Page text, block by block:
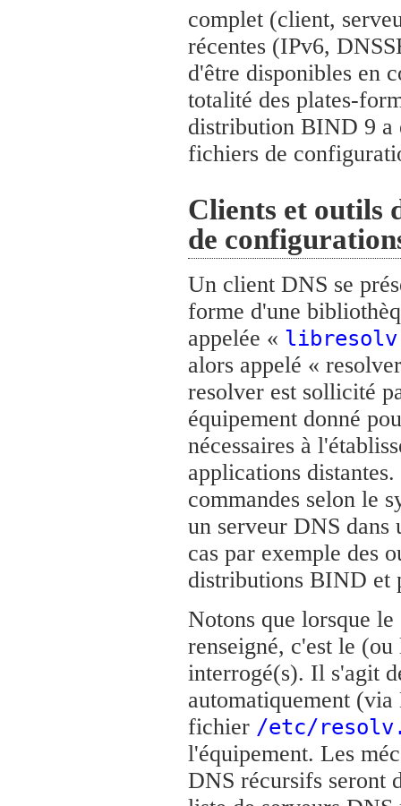
complet (client,
récentes (IPv6,
d'être disponibles en
totalité des plates-
distribution BIND 9 a
fichiers de
Clients et outils
de
Un client DNS se
forme d'une
appelée « libresolv
alors appelé «
resolver est sollicité
équipement donné
nécessaires à
applications
commandes selon le
un serveur DNS dans
cas par exemple des
distributions BIND et
Notons que lorsque
renseigné, c'est le
interrogé(s). Il s'agit
automatiquement
fichier /etc/
l'équipement. Les
DNS récursifs seront